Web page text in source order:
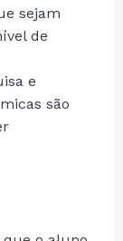
sejam
de
e
são